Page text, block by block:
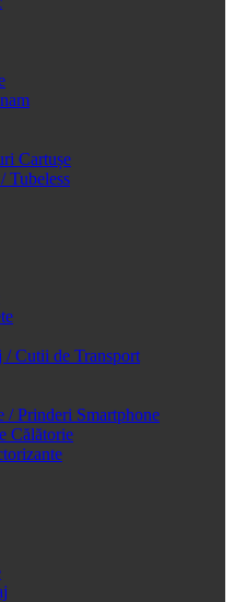
Cartușe
Tubeless
/ Cutii de Transport
/ Prinderi Smartphone
Călătorie